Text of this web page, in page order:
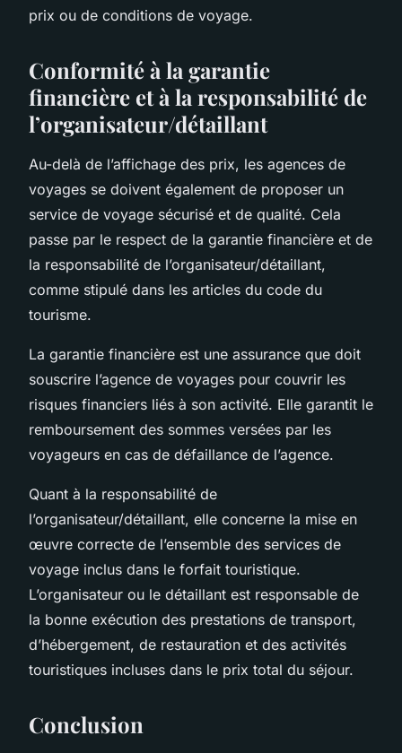
prix ou de conditions de voyage.
Conformité à la garantie
financière et à la responsabilité de
l’organisateur/détaillant
Au-delà de l’affichage des prix, les agences de
voyages se doivent également de proposer un
service de voyage sécurisé et de qualité. Cela
passe par le respect de la garantie financière et de
la responsabilité de l’organisateur/détaillant,
comme stipulé dans les articles du code du
tourisme.
La garantie financière est une assurance que doit
souscrire l’agence de voyages pour couvrir les
risques financiers liés à son activité. Elle garantit le
remboursement des sommes versées par les
voyageurs en cas de défaillance de l’agence.
Quant à la responsabilité de
l’organisateur/détaillant, elle concerne la mise en
œuvre correcte de l’ensemble des services de
voyage inclus dans le forfait touristique.
L’organisateur ou le détaillant est responsable de
la bonne exécution des prestations de transport,
d’hébergement, de restauration et des activités
touristiques incluses dans le prix total du séjour.
Conclusion